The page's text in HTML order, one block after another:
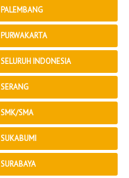
PALEMBANG
PURWAKARTA
SELURUH INDONESIA
SERANG
SMK/SMA
SUKABUMI
SURABAYA